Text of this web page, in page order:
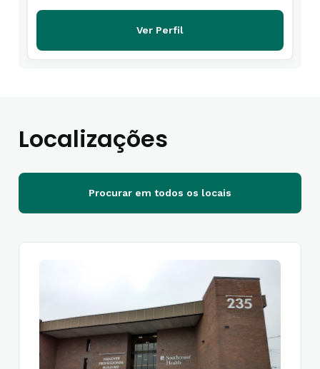
Ver Perfil
Localizações
Procurar em todos os locais